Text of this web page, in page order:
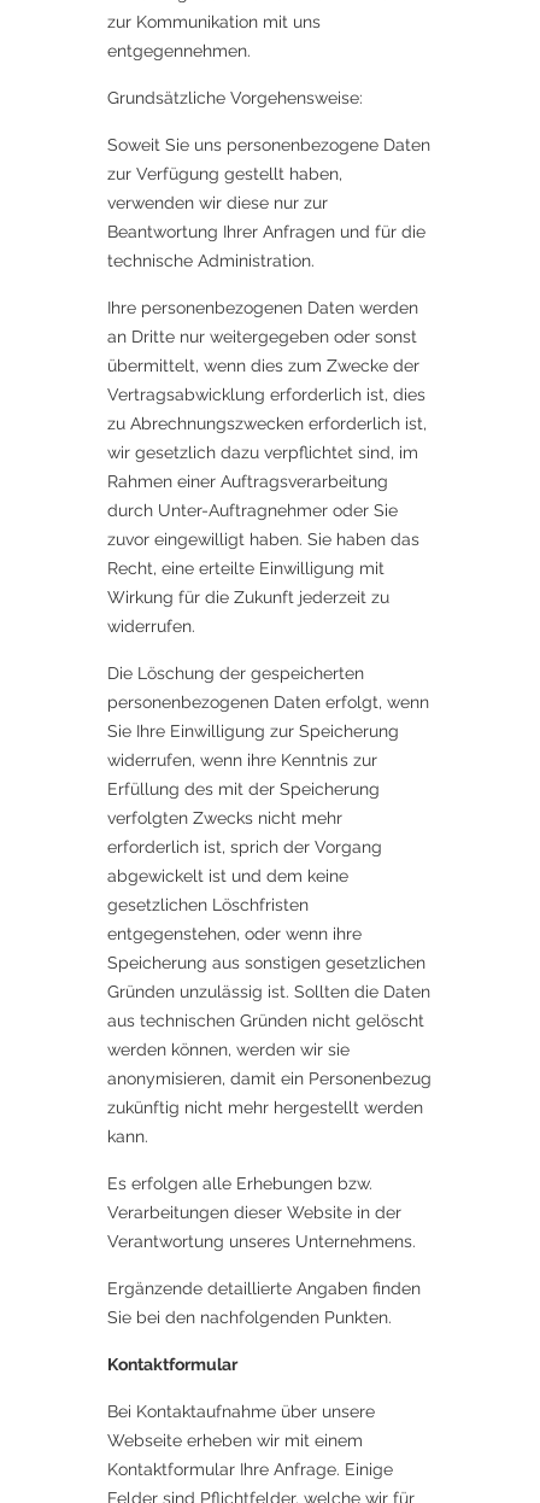
zur Kommunikation mit uns
entgegennehmen.
Grundsätzliche Vorgehensweise:
Soweit Sie uns personenbezogene Daten
zur Verfügung gestellt haben,
verwenden wir diese nur zur
Beantwortung Ihrer Anfragen und für die
technische Administration.
Ihre personenbezogenen Daten werden
an Dritte nur weitergegeben oder sonst
übermittelt, wenn dies zum Zwecke der
Vertragsabwicklung erforderlich ist, dies
zu Abrechnungszwecken erforderlich ist,
wir gesetzlich dazu verpflichtet sind, im
Rahmen einer Auftragsverarbeitung
durch Unter-Auftragnehmer oder Sie
zuvor eingewilligt haben. Sie haben das
Recht, eine erteilte Einwilligung mit
Wirkung für die Zukunft jederzeit zu
widerrufen.
Die Löschung der gespeicherten
personenbezogenen Daten erfolgt, wenn
Sie Ihre Einwilligung zur Speicherung
widerrufen, wenn ihre Kenntnis zur
Erfüllung des mit der Speicherung
verfolgten Zwecks nicht mehr
erforderlich ist, sprich der Vorgang
abgewickelt ist und dem keine
gesetzlichen Löschfristen
entgegenstehen, oder wenn ihre
Speicherung aus sonstigen gesetzlichen
Gründen unzulässig ist. Sollten die Daten
aus technischen Gründen nicht gelöscht
werden können, werden wir sie
anonymisieren, damit ein Personenbezug
zukünftig nicht mehr hergestellt werden
kann.
Es erfolgen alle Erhebungen bzw.
Verarbeitungen dieser Website in der
Verantwortung unseres Unternehmens.
Ergänzende detaillierte Angaben finden
Sie bei den nachfolgenden Punkten.
Kontaktformular
Bei Kontaktaufnahme über unsere
Webseite erheben wir mit einem
Kontaktformular Ihre Anfrage. Einige
Felder sind Pflichtfelder, welche wir für